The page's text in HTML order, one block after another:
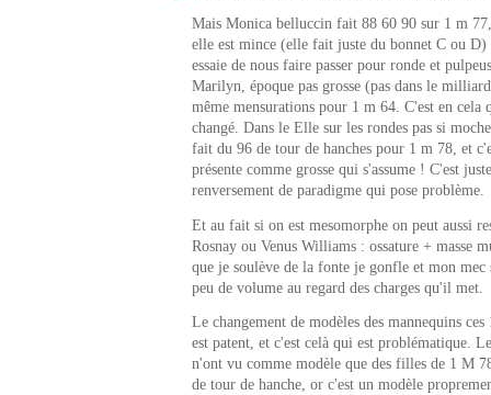
Mais Monica belluccin fait 88 60 90 sur 1 m
elle est mince (elle fait juste du bonnet C ou
essaie de nous faire passer pour ronde et
Marilyn, époque pas grosse (pas dans le
même mensurations pour 1 m 64. C'est en cela
changé. Dans le Elle sur les rondes pas si
fait du 96 de tour de hanches pour 1 m 78, et
présente comme grosse qui s'assume ! C'est
renversement de paradigme qui pose problème.
Et au fait si on est mesomorphe on peut aussi
Rosnay ou Venus Williams : ossature + masse
que je soulève de la fonte je gonfle et mon mec
peu de volume au regard des charges qu'il met.
Le changement de modèles des mannequins ces
est patent, et c'est celà qui est problématique.
n'ont vu comme modèle que des filles de 1 M
de tour de hanche, or c'est un modèle